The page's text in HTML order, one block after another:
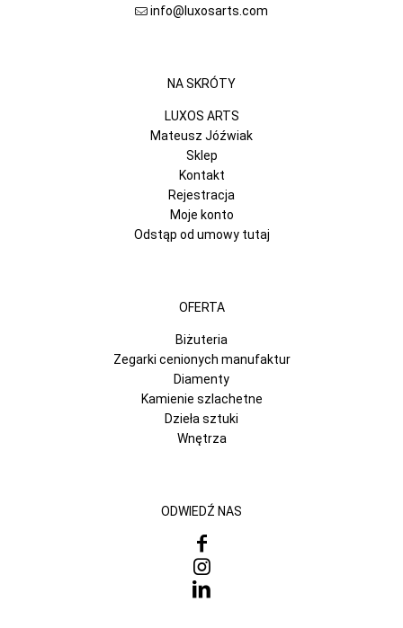
info@luxosarts.com
NA SKRÓTY
LUXOS ARTS
Mateusz Jóźwiak
Sklep
Kontakt
Rejestracja
Moje konto
Odstąp od umowy tutaj
OFERTA
Biżuteria
Zegarki cenionych manufaktur
Diamenty
Kamienie szlachetne
Dzieła sztuki
Wnętrza
ODWIEDŹ NAS